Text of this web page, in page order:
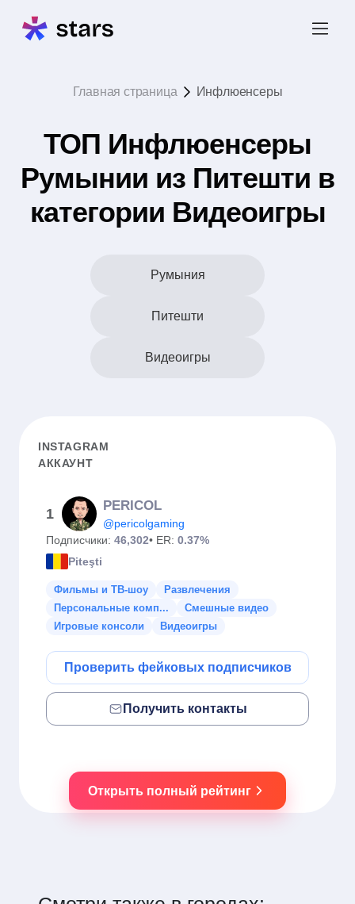
Главная страница Инфлюенсеры
ТОП Инфлюенсеры
Румынии из Питешти в
категории Видеоигры
Румыния
Питешти
Видеоигры
INSTAGRAM
АККАУНТ
1
PERICOL
@pericolgaming
Подписчики: 46,302• ER: 0.37%
Piteşti
Фильмы и ТВ-шоу
Развлечения
Персональные комп...
Смешные видео
Игровые консоли
Видеоигры
Проверить фейковых подписчиков
Получить контакты
Открыть полный рейтинг